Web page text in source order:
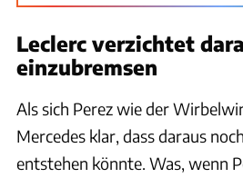
Leclerc verzichtet
einzubremsen
Als sich Perez wie der
Mercedes klar, dass daraus
entstehen könnte. Was, wenn